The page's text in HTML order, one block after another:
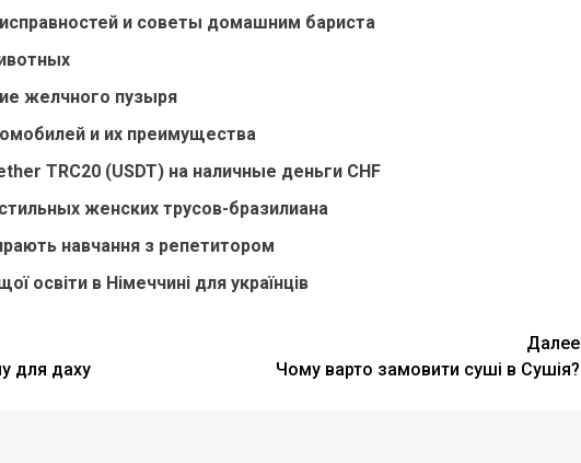
и советы домашним бариста
желчного пузыря
и их преимущества
TRC20 (USDT) на наличные деньги CHF
женских трусов-бразилиана
навчання з репетитором
освіти в Німеччині для українців
для даху
Далее
Чому варто замовити суші в Сушія?